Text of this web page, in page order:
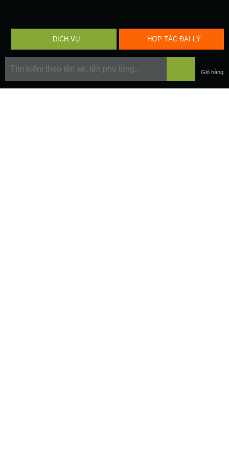
HỢP TÁCĐẠI LÝ
DỊCH VỤ